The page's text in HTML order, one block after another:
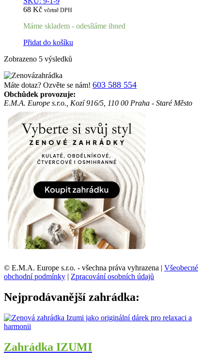
68 Kč včetně DPH
Máme skladem - odesíláme ihned
Přidat do košíku
Zobrazeno 5 výsledků
Máte dotaz? Ozvěte se nám! 603 588 554
Obchůdek provozuje:
E.M.A. Europe s.r.o., Kozí 916/5, 110 00 Praha - Staré Město
© E.M.A. Europe s.r.o. - všechna práva vyhrazena | Všeobecné
obchodní podmínky | Zpracování osobních údajů
Nejprodávanější zahrádka:
Zahrádka IZUMI